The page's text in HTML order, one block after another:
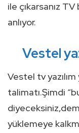
ile çıkarsanız TV
anlıyor.
Vestel
Vestel tv
talimatı.Şimdi
yüklemeye